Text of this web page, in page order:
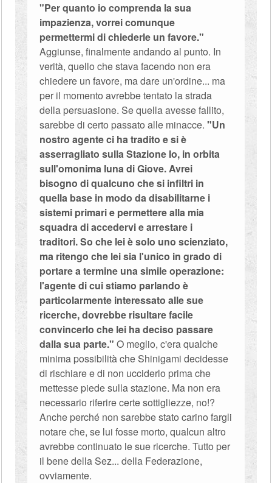
"Per quanto io comprenda la sua
impazienza, vorrei comunque
permettermi di chiederle un favore."
Aggiunse, finalmente andando al punto. In
verità, quello che stava facendo non era
chiedere un favore, ma dare un'ordine... ma
per il momento avrebbe tentato la strada
della persuasione. Se quella avesse fallito,
sarebbe di certo passato alle minacce."Un
nostro agente ci ha tradito e si è
asserragliato sulla Stazione Io, in orbita
sull'omonima luna di Giove. Avrei
bisogno di qualcuno che si infiltri in
quella base in modo da disabilitarne i
sistemi primari e permettere alla mia
squadra di accedervi e arrestare i
traditori. So che lei è solo uno scienziato,
ma ritengo che lei sia l'unico in grado di
portare a termine una simile operazione:
l'agente di cui stiamo parlando è
particolarmente interessato alle sue
ricerche, dovrebbe risultare facile
convincerlo che lei ha deciso passare
dalla sua parte." O meglio, c'era qualche
minima possibilità che Shinigami decidesse
di rischiare e di non ucciderlo prima che
mettesse piede sulla stazione. Ma non era
necessario riferire certe sottigliezze, no!?
Anche perché non sarebbe stato carino fargli
notare che, se lui fosse morto, qualcun altro
avrebbe continuato le sue ricerche. Tutto per
il bene della Sez... della Federazione,
ovviamente.